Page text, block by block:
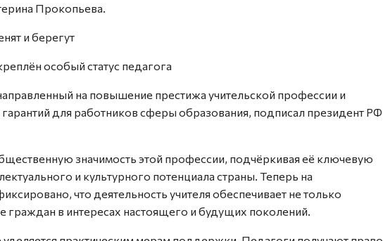
Прокопьева.
и берегут
особый статус педагога
на повышение престижа учительской профессии и
для работников сферы образования, подписал президент РФ
значимость этой профессии, подчёркивая её ключевую
и культурного потенциала страны. Теперь на
что деятельность учителя обеспечивает не только
граждан в интересах настоящего и будущих поколений.